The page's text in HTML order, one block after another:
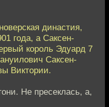
династия,
года, а Саксен-
король Эдуард 7
Саксен-
Виктории.
Не пресеклась, а,